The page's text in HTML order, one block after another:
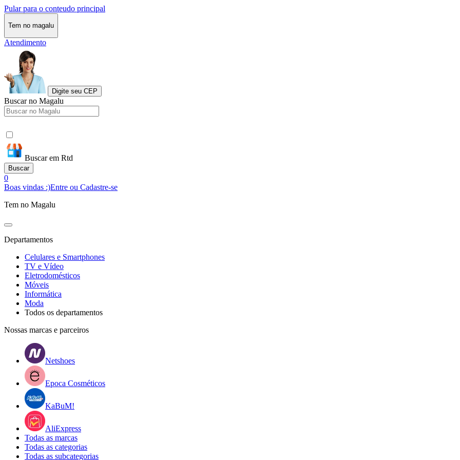
Pular para o conteudo principal
Tem no magalu
Atendimento
Digite seu CEP
Buscar no Magalu
Buscar em Rtd
Buscar
0
Boas vindas :)Entre ou Cadastre-se
Tem no Magalu
Departamentos
Celulares e Smartphones
TV e Vídeo
Eletrodomésticos
Móveis
Informática
Moda
Todos os departamentos
Nossas marcas e parceiros
Netshoes
Epoca Cosméticos
KaBuM!
AliExpress
Todas as marcas
Todas as categorias
Todas as subcategorias